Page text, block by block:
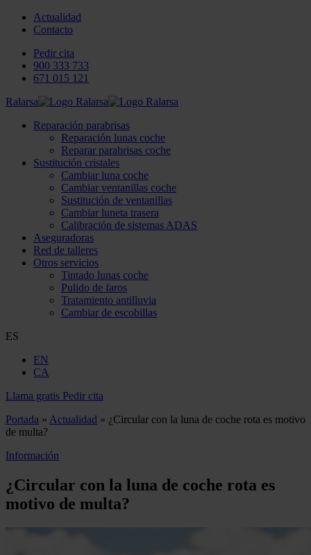
Actualidad
Contacto
Pedir cita
900 333 733
671 015 121
Ralarsa
Reparación parabrisas
Reparación lunas coche
Reparar parabrisas coche
Sustitución cristales
Cambiar luna coche
Cambiar ventanillas coche
Sustitución de ventanillas
Cambiar luneta trasera
Calibración de sistemas ADAS
Aseguradoras
Red de talleres
Otros servicios
Tintado lunas coche
Pulido de faros
Tratamiento antilluvia
Cambiar de escobillas
ES
EN
CA
Llama gratis Pedir cita
Portada » Actualidad » ¿Circular con la luna de coche rota es motivo
de multa?
Información
¿Circular con la luna de coche rota es
motivo de multa?